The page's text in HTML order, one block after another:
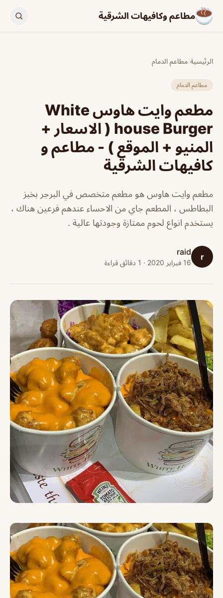
مطاعم وكافيهات الشرقية
الرئيسية/مطاعم الدمام
مطاعم الدمام
مطعم وايت هاوس White
house Burger ( الاسعار +
المنيو + الموقع ) - مطاعم و
كافيهات الشرقية
مطعم وايت هاوس هو مطعم متخصص في البرجر بخبز
البطاطس ، المطعم جاي من الاحساء عندهم فرعين هناك ،
يستخدم انواع لحوم ممتازة وجودتها عالية .
r
raid
16 فبراير 2020 · 1 دقائق قراءة